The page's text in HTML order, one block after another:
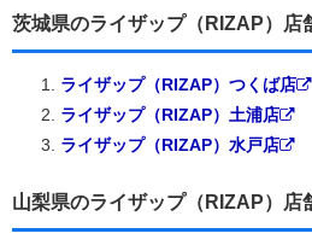
茨城県のライザップ（RIZAP）店
ライザップ（RIZAP）つくば店
ライザップ（RIZAP）土浦店
ライザップ（RIZAP）水戸店
山梨県のライザップ（RIZAP）店